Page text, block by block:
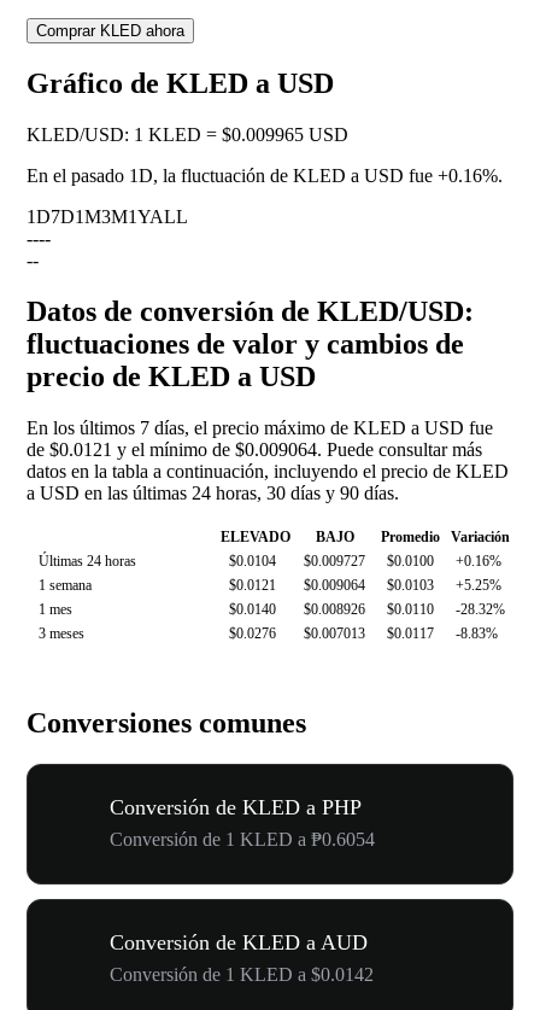
Comprar KLED ahora
Gráfico de KLED a USD
KLED/USD: 1 KLED = $0.009965 USD
En el pasado 1D, la fluctuación de KLED a USD fue +0.16%.
1D7D1M3M1YALL
----
--
Datos de conversión de KLED/USD:
fluctuaciones de valor y cambios de
precio de KLED a USD
En los últimos 7 días, el precio máximo de KLED a USD fue
de $0.0121 y el mínimo de $0.009064. Puede consultar más
datos en la tabla a continuación, incluyendo el precio de KLED
a USD en las últimas 24 horas, 30 días y 90 días.
ELEVADO BAJO Promedio
Variación
Últimas 24 horas
$0.0104 $0.009727 $0.0100
+0.16%
1 semana
$0.0121 $0.009064 $0.0103
+5.25%
1 mes
$0.0140 $0.008926 $0.0110
-28.32%
3 meses
$0.0276 $0.007013 $0.0117 -8.83%
Conversiones comunes
Conversión de KLED a PHP
Conversión de 1 KLED a ₱0.6054
Conversión de KLED a AUD
Conversión de 1 KLED a $0.0142